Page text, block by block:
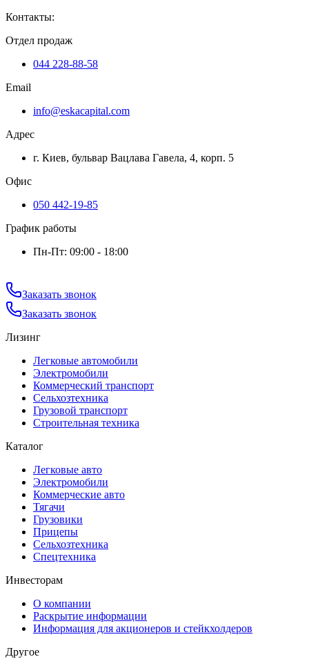
Контакты:
Отдел продаж
044 228-88-58
Email
info@eskacapital.com
Адрес
г. Киев, бульвар Вацлава Гавела, 4, корп. 5
Офис
050 442-19-85
График работы
Пн-Пт: 09:00 - 18:00
Заказать звонок
Заказать звонок
Лизинг
Легковые автомобили
Электромобили
Коммерческий транспорт
Сельхозтехника
Грузовой транспорт
Строительная техника
Каталог
Легковые авто
Электромобили
Коммерческие авто
Тягачи
Грузовики
Прицепы
Сельхозтехника
Спецтехника
Инвесторам
О компании
Раскрытие информации
Информация для акционеров и стейкхолдеров
Другое